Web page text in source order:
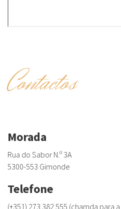
Contactos
Morada
Rua do Sabor N.º 3A
5300-553 Gimonde
Telefone
(+351) 273 382 555 (chamda para